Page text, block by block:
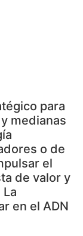
para
medianas
o de
el
de valor y
en el ADN